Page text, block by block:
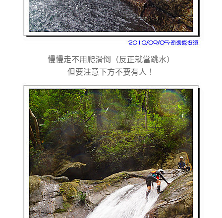
慢慢走不用爬滑倒（反正就當跳水）
但要注意下方不要有人！